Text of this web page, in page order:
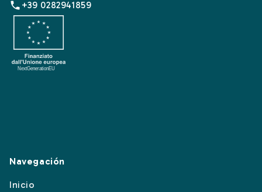
+39 0282941859
Navegación
Inicio